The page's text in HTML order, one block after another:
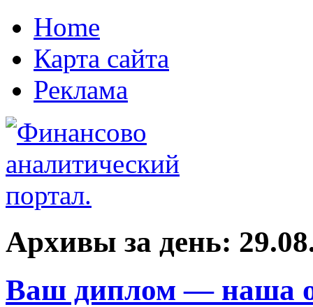
Home
Карта сайта
Реклама
Архивы за день:
Ваш диплом — наша